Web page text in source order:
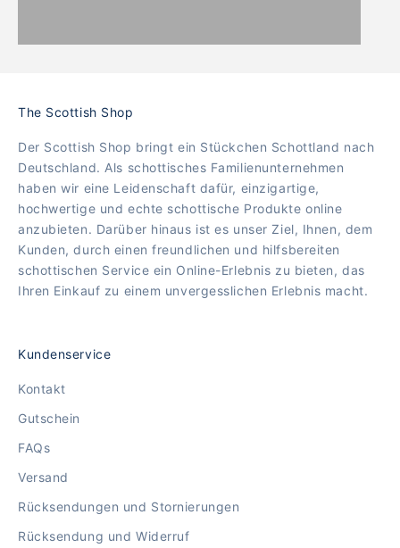
The Scottish Shop
Der Scottish Shop bringt ein Stückchen Schottland nach
Deutschland. Als schottisches Familienunternehmen
haben wir eine Leidenschaft dafür, einzigartige,
hochwertige und echte schottische Produkte online
anzubieten. Darüber hinaus ist es unser Ziel, Ihnen, dem
Kunden, durch einen freundlichen und hilfsbereiten
schottischen Service ein Online-Erlebnis zu bieten, das
Ihren Einkauf zu einem unvergesslichen Erlebnis macht.
Kundenservice
Kontakt
Gutschein
FAQs
Versand
Rücksendungen und Stornierungen
Rücksendung und Widerruf